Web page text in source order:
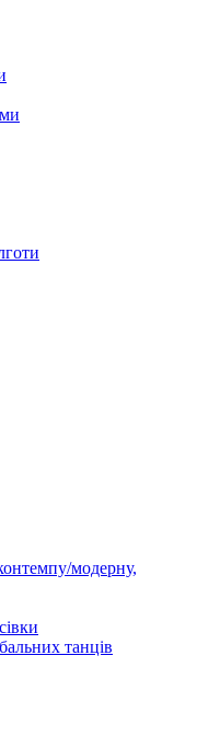
модерну,
танців